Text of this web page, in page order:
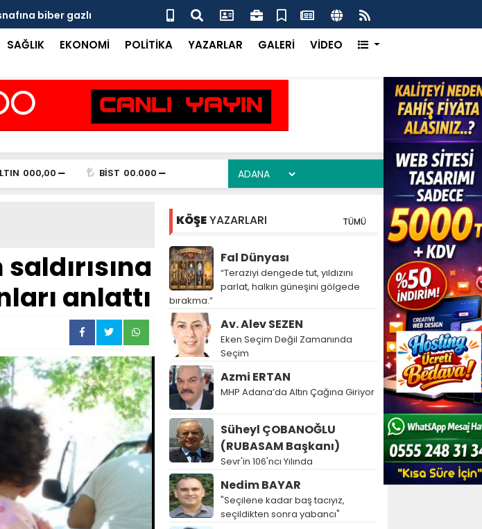
biber gazlı
Mersin Sinema Ofisi Uluslararası Vitrinde Yerini Aldı
SAĞLIK EKONOMİ POLİTİKA YAZARLAR GALERİ VİDEO
000,00 BİST 00.000
anlattı
KÖŞEYAZARLARI TÜMÜ
Fal Dünyası
“Teraziyi dengede tut, yıldızını
parlat, halkın güneşini gölgede
bırakma.”
Av. Alev SEZEN
Eken Seçim Değil Zamanında
Seçim
Azmi ERTAN
MHP Adana’da Altın Çağına Giriyor
Süheyl ÇOBANOĞLU
(RUBASAM Başkanı)
Sevr'in 106'ncı Yılında
Nedim BAYAR
"Seçilene kadar baş tacıyız,
seçildikten sonra yabancı"